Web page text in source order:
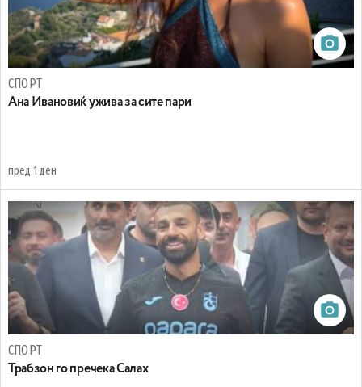
СПОРТ
Ана Ивановиќ ужива за сите пари
пред 1 ден
СПОРТ
Трабзон го пречека Салах